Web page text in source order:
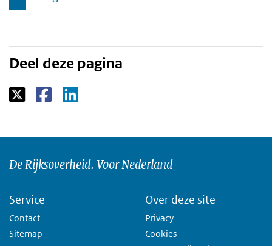
naar
Deel deze pagina
De Rijksoverheid. Voor Nederland
Service
Contact
Sitemap
Over deze site
Privacy
Cookies